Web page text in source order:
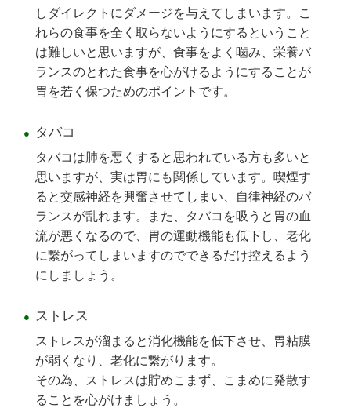
しダイレクトにダメージを与えてしまいます。こ
れらの食事を全く取らないようにするということ
は難しいと思いますが、食事をよく噛み、栄養バ
ランスのとれた食事を心がけるようにすることが
胃を若く保つためのポイントです。
タバコ
タバコは肺を悪くすると思われている方も多いと
思いますが、実は胃にも関係しています。喫煙す
ると交感神経を興奮させてしまい、自律神経のバ
ランスが乱れます。また、タバコを吸うと胃の血
流が悪くなるので、胃の運動機能も低下し、老化
に繋がってしまいますのでできるだけ控えるよう
にしましょう。
ストレス
ストレスが溜まると消化機能を低下させ、胃粘膜
が弱くなり、老化に繋がります。
その為、ストレスは貯めこまず、こまめに発散す
ることを心がけましょう。